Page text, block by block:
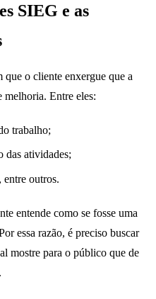
SIEG e as
que o cliente enxergue que a
melhoria. Entre eles:
trabalho;
das atividades;
outros.
entende como se fosse uma
essa razão, é preciso buscar
mostre para o público que de